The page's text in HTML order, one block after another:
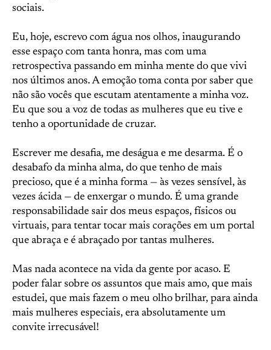
sociais.
Eu, hoje, escrevo com água nos olhos, inaugurando
esse espaço com tanta honra, mas com uma
retrospectiva passando em minha mente do que vivi
nos últimos anos. A emoção toma conta por saber que
não são vocês que escutam atentamente a minha voz.
Eu que sou a voz de todas as mulheres que eu tive e
tenho a oportunidade de cruzar.
Escrever me desafia, me deságua e me desarma. É o
desabafo da minha alma, do que tenho de mais
precioso, que é a minha forma — às vezes sensível, às
vezes ácida — de enxergar o mundo. É uma grande
responsabilidade sair dos meus espaços, físicos ou
virtuais, para tentar tocar mais corações em um portal
que abraça e é abraçado por tantas mulheres.
Mas nada acontece na vida da gente por acaso. E
poder falar sobre os assuntos que mais amo, que mais
estudei, que mais fazem o meu olho brilhar, para ainda
mais mulheres especiais, era absolutamente um
convite irrecusável!